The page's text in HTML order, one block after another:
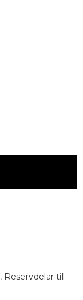
, Reservdelar till